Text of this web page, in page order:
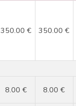
350.00 € 350.00 €
8.00 € 8.00 €